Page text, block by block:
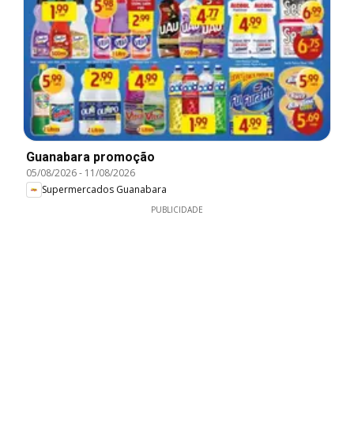
Guanabara promoção
05/08/2026- 11/08/2026
Supermercados Guanabara
PUBLICIDADE